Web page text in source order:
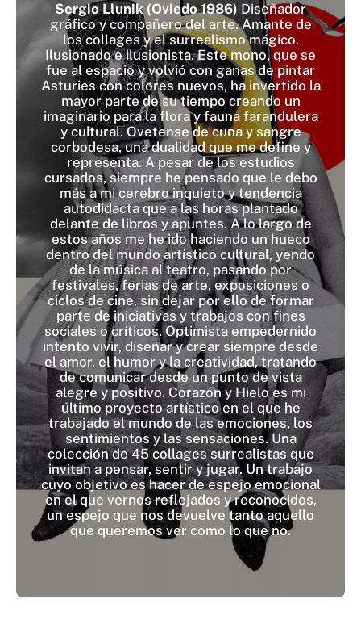
Sergio Llunik (Oviedo 1986) Diseñador
gráfico y compañero del arte. Amante de
los collages y el surrealismo mágico.
Ilusionado e ilusionista. Este mono, que se
fue al espacio y volvió con ganas de pintar
Asturies con colores nuevos, ha invertido la
mayor parte de su tiempo creando un
imaginario para la flora y fauna farandulera
y cultural. Ovetense de cuna y sangre
corbodesa, una dualidad que me define y
representa. A pesar de los estudios
cursados, siempre he pensado que le debo
más a mi cerebro inquieto y tendencia
autodidacta que a las horas plantado
delante de libros y apuntes. A lo largo de
estos años me he ido haciendo un hueco
dentro del mundo artístico cultural, yendo
de la música al teatro, pasando por
festivales, ferias de arte, exposiciones o
ciclos de cine, sin dejar por ello de formar
parte de iniciativas y trabajos con fines
sociales o críticos. Optimista empedernido
intento vivir, diseñar y crear siempre desde
el amor, el humor y la creatividad, tratando
de comunicar desde un punto de vista
alegre y positivo. Corazón y Hielo es mi
último proyecto artístico en el que he
trabajado el mundo de las emociones, los
sentimientos y las sensaciones. Una
colección de 45 collages surrealistas que
invitan a pensar, sentir y jugar. Un trabajo
cuyo objetivo es hacer de espejo emocional
en el que vernos reflejados y reconocidos,
un espejo que nos devuelve tanto aquello
que queremos ver como lo que no.